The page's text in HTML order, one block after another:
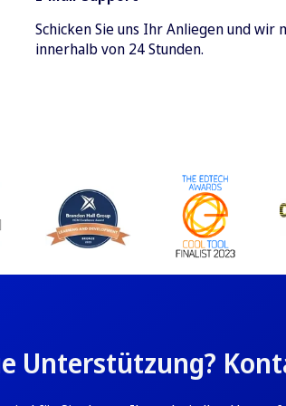
Schicken Sie uns Ihr Anliegen und wir
innerhalb von 24 Stunden.
Unterstützung?